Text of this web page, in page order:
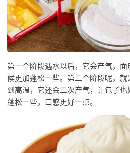
第一个阶段遇水以后，它会产气，
候更加蓬松一些。第二个阶段呢，
到高温，它还会二次产气，让包子
蓬松一些，口感更好一点。